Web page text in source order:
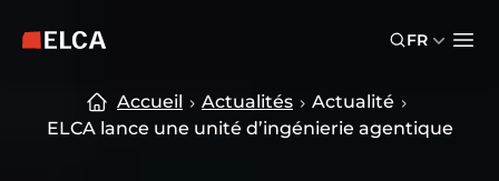
Logo ELCA — retour à la page d’accueil
FR
Accueil Actualités
Actualité
ELCA lance une unité d’ingénierie agentique